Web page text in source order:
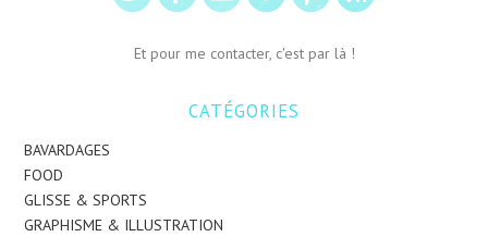
Et pour me contacter, c'est par là !
CATÉGORIES
BAVARDAGES
FOOD
GLISSE & SPORTS
GRAPHISME & ILLUSTRATION